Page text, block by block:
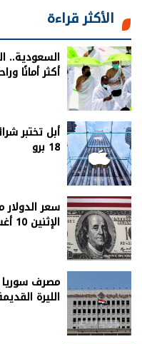
الأكثر قراءة
السعودية..
أكثر أمانًا
أبل تختبر
18 برو
سعر الدولار
الإثنين 10 أغسطس 2026
مصرف سوريا
الليرة